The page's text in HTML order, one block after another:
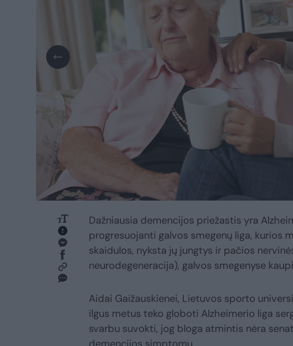
Dažniausia demencijos priežastis yra
progresuojanti galvos smegenų liga, kurios
skaidulos, nyksta jų jungtys ir pačios
neurodegeneracija), galvos smegenyse
Aidai Gaižauskienei, Lietuvos sporto
ilgus metus teko globoti Alzheimerio liga
svarbu suvokti, jog bloga atmintis nėra